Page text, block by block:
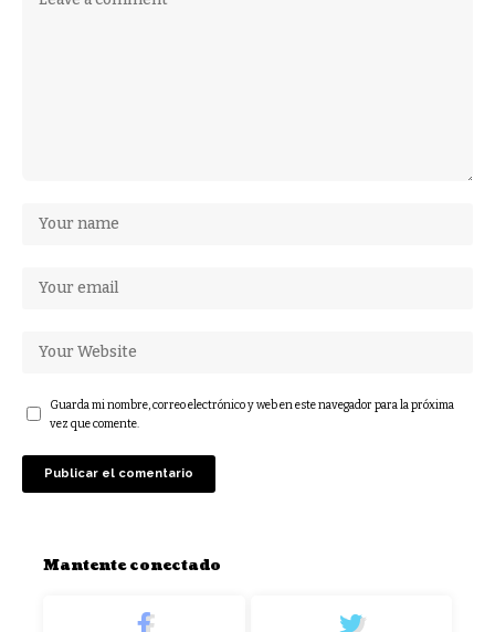
Guarda mi nombre, correo electrónico y web en este navegador para la próxima
vez que comente.
Mantente conectado